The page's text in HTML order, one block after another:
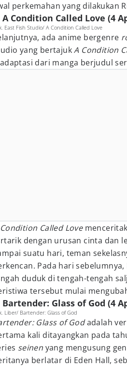
perkemahan yang dilakukan
A Condition Called Love (4
East Fish Studio/ A Condition Called Love
ada anime bergenre
yang bertajukA Condition
dari manga berjudul
Called Love
dengan urusan cinta dan
suatu hari, teman
Pada hari
duduk di tengah-tengah
tersebut mulai
Bartender: Glass of God (4
Liber/ Bartender: Glass of God
Glass of Godadalah
kali ditayangkan pada
seinen yang mengusung
berlatar di Eden Hall,